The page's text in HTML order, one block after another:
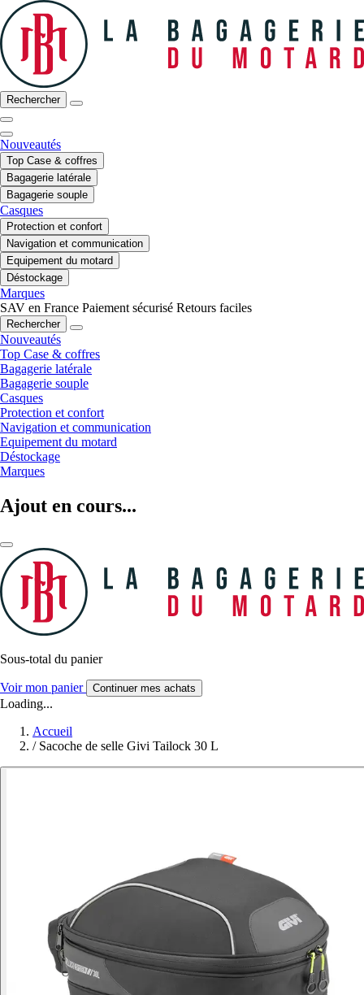
Rechercher
Nouveautés
Top Case & coffres
Bagagerie latérale
Bagagerie souple
Casques
Protection et confort
Navigation et communication
Equipement du motard
Déstockage
Marques
SAV en France Paiement sécurisé Retours faciles
Rechercher
Nouveautés
Top Case & coffres
Bagagerie latérale
Bagagerie souple
Casques
Protection et confort
Navigation et communication
Equipement du motard
Déstockage
Marques
Ajout en cours...
Sous-total du panier
Voir mon panier Continuer mes achats
Loading...
Accueil
/ Sacoche de selle Givi Tailock 30 L